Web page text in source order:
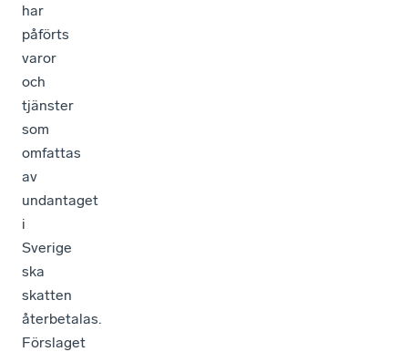
har
påförts
varor
och
tjänster
som
omfattas
av
undantaget
i
Sverige
ska
skatten
återbetalas.
Förslaget